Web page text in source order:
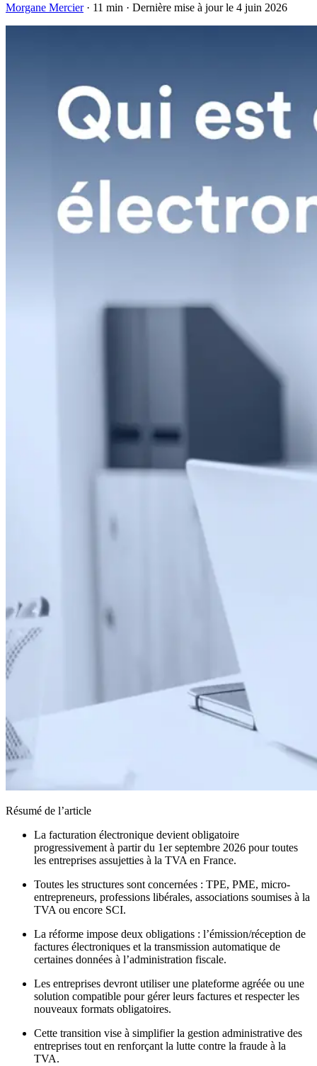
Morgane Mercier· 11 min · Dernière mise à jour le 4 juin 2026
Résumé de l’article
La facturation électronique devient obligatoire
progressivement à partir du 1er septembre 2026 pour toutes
les entreprises assujetties à la TVA en France.
Toutes les structures sont concernées : TPE, PME, micro-
entrepreneurs, professions libérales, associations soumises à la
TVA ou encore SCI.
La réforme impose deux obligations : l’émission/réception de
factures électroniques et la transmission automatique de
certaines données à l’administration fiscale.
Les entreprises devront utiliser une plateforme agréée ou une
solution compatible pour gérer leurs factures et respecter les
nouveaux formats obligatoires.
Cette transition vise à simplifier la gestion administrative des
entreprises tout en renforçant la lutte contre la fraude à la
TVA.